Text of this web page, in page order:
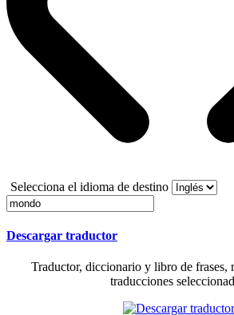
Selecciona el idioma de destino
Descargar traductor
Traductor, diccionario y libro de frases,
traducciones